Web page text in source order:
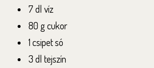
7 dl víz
80 g cukor
1 csipet só
3 dl tejszín